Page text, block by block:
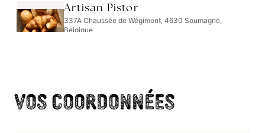
Artisan Pistor
337A Chaussée de Wégimont, 4630 Soumagne,
Belgique
16 Rue Edouard Etienne, 7090 Braine-le-Comte,
Belgique
Vos coordonnées